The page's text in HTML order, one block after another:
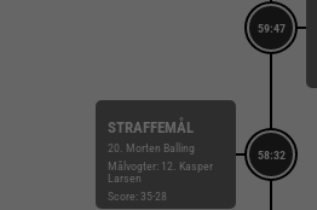
59:47
58:32
STRAFFEMÅL
20. Morten Balling
Målvogter: 12. Kasper
Larsen
Score: 35-28